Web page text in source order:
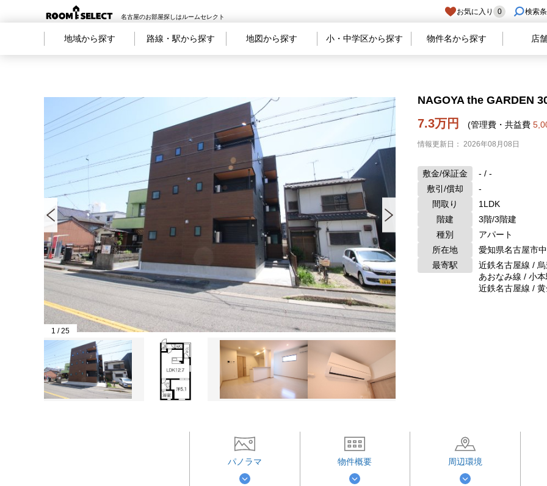
名古屋のお部屋探しはルームセレクト
お気に入り 0 検索
地域から探す 路線・駅から探す 地図から探す 小・中学区から探す 物件名から探す 店
NAGOYA the GARDEN
情報更新日： 2026年08月08日
1 /25
7.3万円 (管理費・共益費
敷金/保証金 - / -
敷引/償却
-
間取り
1LDK
階建
3階/3階建
種別
アパート
所在地
愛知県名古屋市
最寄駅
近鉄名古屋線 /
あおなみ線 / 小
近鉄名古屋線 /
パノラマ 物件概要 周辺環境